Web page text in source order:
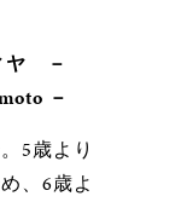
ヤ －
－
5歳より
、6歳よ